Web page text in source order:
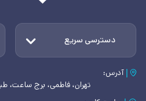
دسترسی سریع
آدرس:
تهران، فاطمی، برج ساعت، طبقه ۳،